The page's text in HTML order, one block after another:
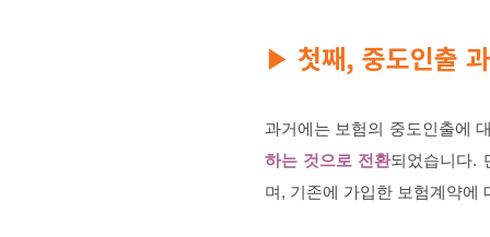
▶ 첫째, 중도인출
과거에는 보험의 중도인출에
하는 것으로 전환되었습니다.
며, 기존에 가입한 보험계약에